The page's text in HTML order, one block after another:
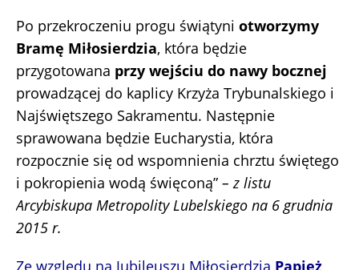
Po przekroczeniu progu świątyni otworzymy
Bramę Miłosierdzia, która będzie
przygotowana przy wejściu do nawy bocznej
prowadzącej do kaplicy Krzyża Trybunalskiego i
Najświętszego Sakramentu. Następnie
sprawowana będzie Eucharystia, która
rozpocznie się od wspomnienia chrztu świętego
i pokropienia wodą święconą” – z listu
Arcybiskupa Metropolity Lubelskiego na 6 grudnia
2015 r.